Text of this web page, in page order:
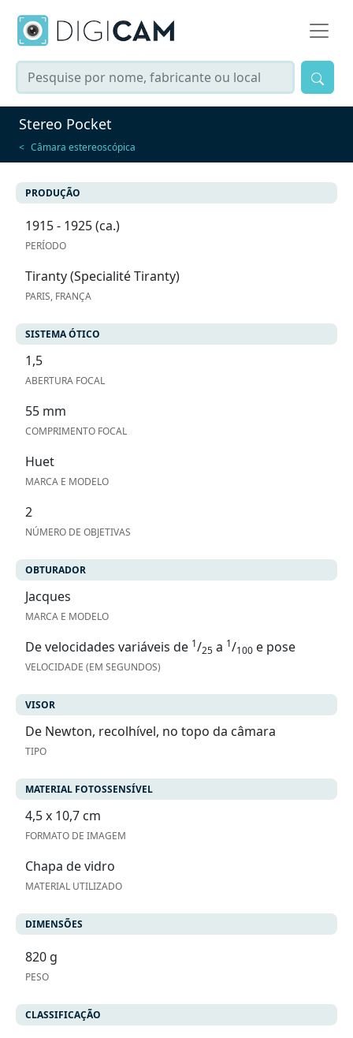
Stereo Pocket
Câmara estereoscópica
PRODUÇÃO
1915 - 1925 (ca.)
PERÍODO
Tiranty (Specialité Tiranty)
PARIS, FRANÇA
SISTEMA ÓTICO
1,5
ABERTURA FOCAL
55 mm
COMPRIMENTO FOCAL
Huet
MARCA E MODELO
2
NÚMERO DE OBJETIVAS
OBTURADOR
Jacques
MARCA E MODELO
De velocidades variáveis de 1/25 a 1/100 e pose
VELOCIDADE (EM SEGUNDOS)
VISOR
De Newton, recolhível, no topo da câmara
TIPO
MATERIAL FOTOSSENSÍVEL
4,5 x 10,7 cm
FORMATO DE IMAGEM
Chapa de vidro
MATERIAL UTILIZADO
DIMENSÕES
820 g
PESO
CLASSIFICAÇÃO